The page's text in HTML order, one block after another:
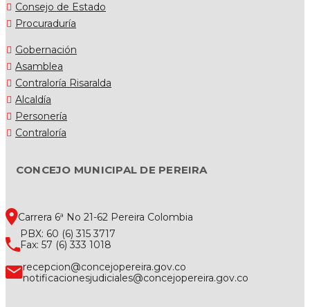
Consejo de Estado
Procuraduría
Gobernación
Asamblea
Contraloría Risaralda
Alcaldía
Personería
Contraloría
CONCEJO MUNICIPAL DE PEREIRA
Carrera 6ª No 21-62 Pereira Colombia
PBX: 60 (6) 315 3717
Fax: 57 (6) 333 1018
recepcion@concejopereira.gov.co
notificacionesjudiciales@concejopereira.gov.co